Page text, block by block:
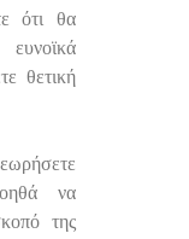
ότι θα
θετική
να
της